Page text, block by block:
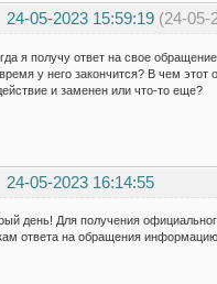
24-05-2023 15:59:19 (24-05-
я получу ответ на свое
у него закончится? В чем этот
и заменен или что-то еще?
24-05-2023 16:14:55
день! Для получения
ответа на обращения